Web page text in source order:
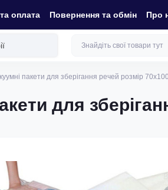
оплата Повернення та обмін Про
пакети для зберігання речей розмір
для